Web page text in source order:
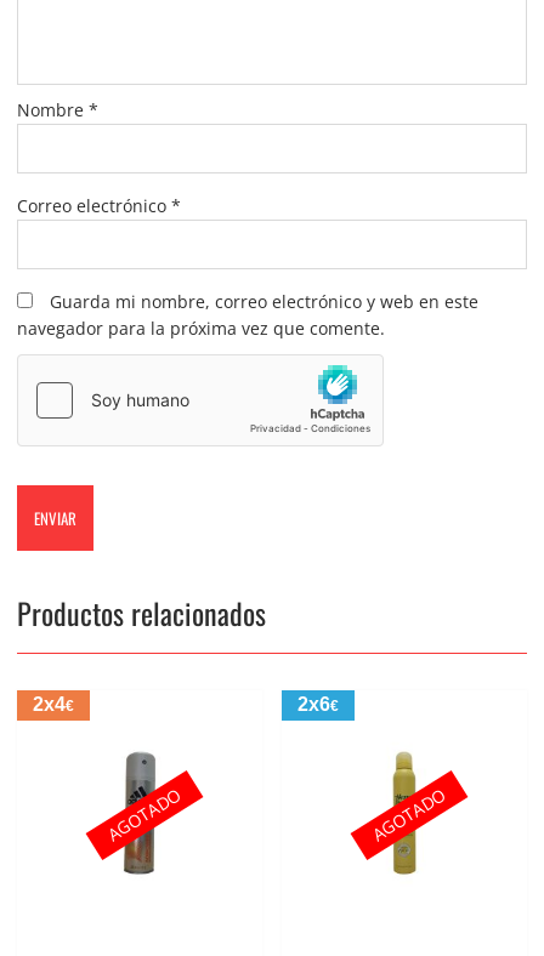
Nombre *
Correo electrónico *
Guarda mi nombre, correo electrónico y web en este
navegador para la próxima vez que comente.
Productos relacionados
2x4€
AGOTADO
2x6€
AGOTADO